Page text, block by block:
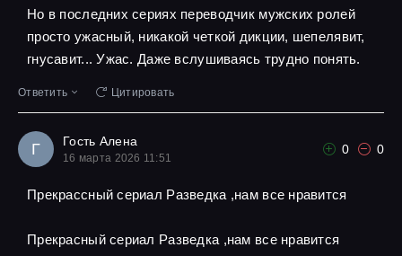
Но в последних сериях переводчик мужских ролей
просто ужасный, никакой четкой дикции, шепелявит,
гнусавит... Ужас. Даже вслушиваясь трудно понять.
Ответить Цитировать
Г Гость Алена
16 марта 2026 11:51
0 0
Прекрассный сериал Разведка ,нам все нравится
Прекрасный сериал Разведка ,нам все нравится